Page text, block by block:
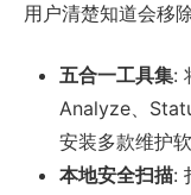
用户清楚知道会移
五合一工具集:
Analyze、
安装多款维护
本地安全扫描: